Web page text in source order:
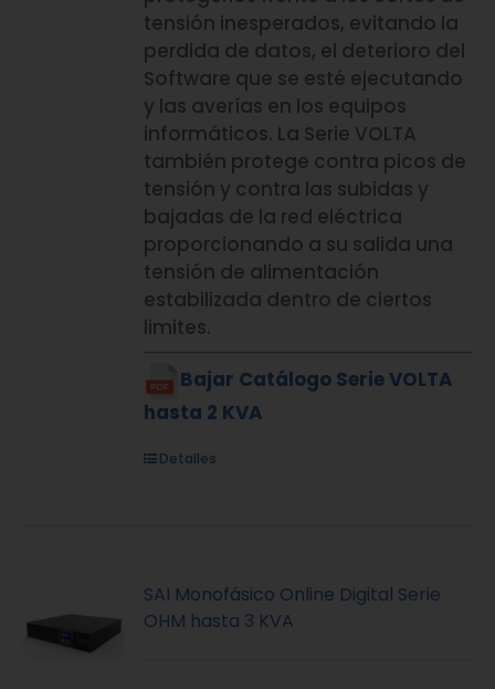
tensión inesperados, evitando la
perdida de datos, el deterioro del
Software que se esté ejecutando
y las averías en los equipos
informáticos. La Serie VOLTA
también protege contra picos de
tensión y contra las subidas y
bajadas de la red eléctrica
proporcionando a su salida una
tensión de alimentación
estabilizada dentro de ciertos
limites.
Bajar Catálogo Serie VOLTA
hasta 2 KVA
Detalles
SAI Monofásico Online Digital Serie
OHM hasta 3 KVA